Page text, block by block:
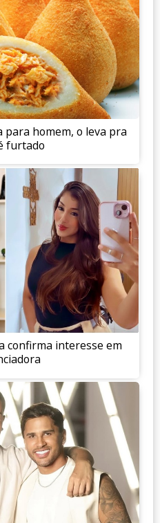
para homem, o leva pra
furtado
confirma interesse em